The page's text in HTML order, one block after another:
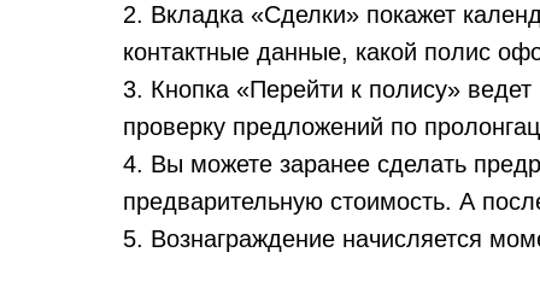
2. Вкладка «Сделки» покажет
контактные данные, какой полис
3. Кнопка «Перейти к полису»
проверку предложений по
4. Вы можете заранее сделать
предварительную стоимость. А
5. Вознаграждение начисляется